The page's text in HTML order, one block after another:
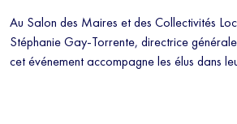
Au Salon des Maires et des Collectivités
Stéphanie Gay-Torrente, directrice
cet événement accompagne les élus dans